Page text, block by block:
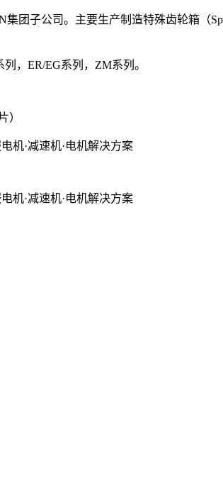
团子公司。主要生产制造特殊齿轮箱（
，ER/EG系列，ZM系列。
）